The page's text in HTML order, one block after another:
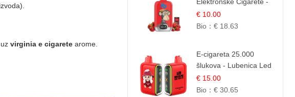
uzvirginia e cigarete arome.
Elektronske Cigarete -
Red Bull i Jagoda |
IBVape
€ 10.00
Bio： € 18.63
E-cigareta 25.000
šlukova - Lubenica Led
| Osježavajući Ljetni
Okus
€ 15.00
Bio： € 30.65